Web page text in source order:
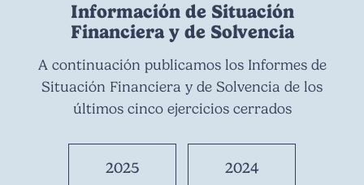
Información de Situación
Financiera y de Solvencia
A continuación publicamos los Informes de
Situación Financiera y de Solvencia de los
últimos cinco ejercicios cerrados
2025 2024